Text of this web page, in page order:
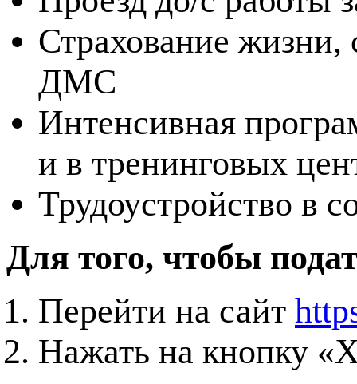
Страхование жизни,
ДМС
Интенсивная
и в тренинговых
Трудоустройство в
Для того, чтобы
Перейти на сайт
Нажать на кнопку